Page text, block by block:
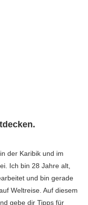
der Karibik und im
Ich bin 28 Jahre alt,
und bin gerade
Weltreise. Auf diesem
gebe dir Tipps für